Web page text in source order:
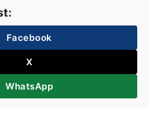
Facebook
X
WhatsApp